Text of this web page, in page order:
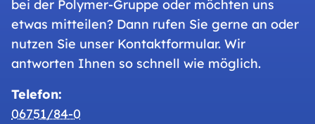
bei der Polymer-Gruppe oder möchten uns
etwas mitteilen? Dann rufen Sie gerne an oder
nutzen Sie unser Kontaktformular. Wir
antworten Ihnen so schnell wie möglich.
Telefon:
06751/84-0